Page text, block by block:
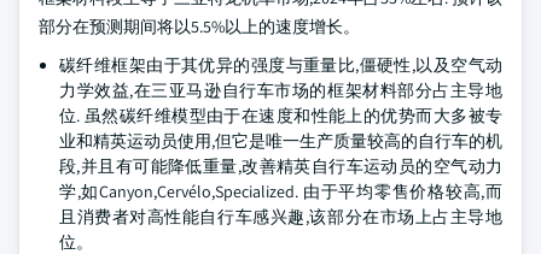
部分在预测期间将以5.5%以上的速度增长。
碳纤维框架由于其优异的强度与重量比,僵硬性,以及空气动
力学效益,在三亚马逊自行车市场的框架材料部分占主导地
位. 虽然碳纤维模型由于在速度和性能上的优势而大多被专
业和精英运动员使用,但它是唯一生产质量较高的自行车的机
段,并且有可能降低重量,改善精英自行车运动员的空气动力
学,如Canyon,Cervélo,Specialized. 由于平均零售价格较高,而
且消费者对高性能自行车感兴趣,该部分在市场上占主导地
位。